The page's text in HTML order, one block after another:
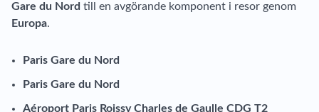
Gare du Nord till en avgörande komponent i resor genom
Europa.
Paris Gare du Nord
Paris Gare du Nord
Aéroport Paris Roissy Charles de Gaulle CDG T2